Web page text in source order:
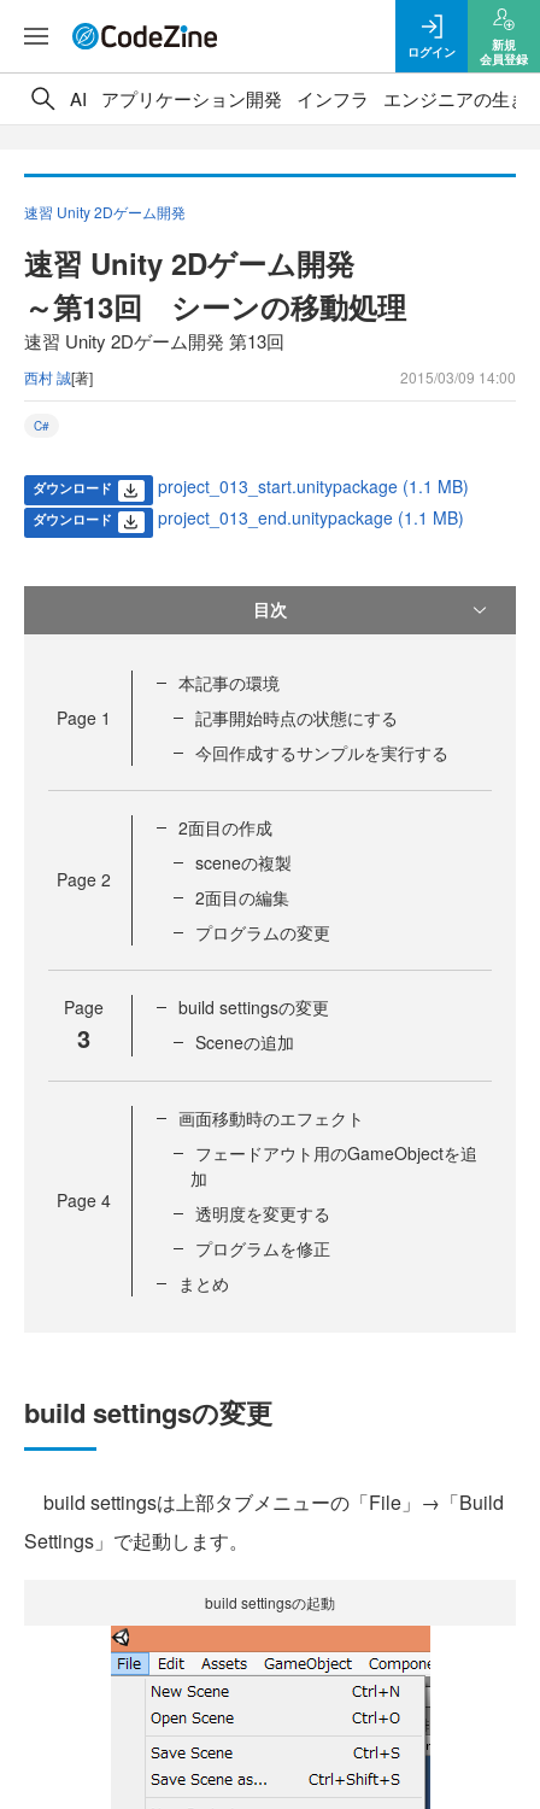
ログイン
新規
会員登録
AI アプリケーション開発 インフラ エンジニアの生き
速習 Unity 2Dゲーム開発
速習 Unity 2Dゲーム開発
～第13回 シーンの移動処理
速習 Unity 2Dゲーム開発 第13回
西村 誠[著] 2015/03/09 14:00
C#
ダウンロード project_013_start.unitypackage (1.1 MB)
ダウンロード project_013_end.unitypackage (1.1 MB)
目次
Page 1
本記事の環境
記事開始時点の状態にする
今回作成するサンプルを実行する
Page 2
2面目の作成
sceneの複製
2面目の編集
プログラムの変更
Page
3
build settingsの変更
Sceneの追加
Page 4
画面移動時のエフェクト
フェードアウト用のGameObjectを追
加
透明度を変更する
プログラムを修正
まとめ
build settingsの変更
build settingsは上部タブメニューの「File」→「Build
Settings」で起動します。
build settingsの起動